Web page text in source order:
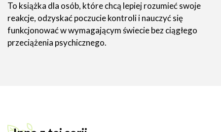
To książka dla osób, które chcą lepiej rozumieć swoje
reakcje, odzyskać poczucie kontroli i nauczyć się
funkcjonować w wymagającym świecie bez ciągłego
przeciążenia psychicznego.